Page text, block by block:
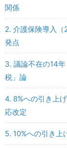
関係
2. 介護保険導入
発点
3. 議論不在の14
税」論
4. 8%への引き上
応改定
5. 10%への引き